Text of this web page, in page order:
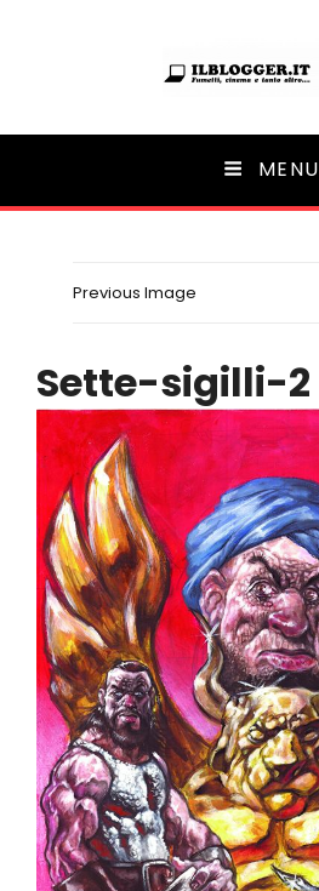
Ilblogger.it
Il portalino di blog | MENU
Previous Image
Sette-sigilli-2